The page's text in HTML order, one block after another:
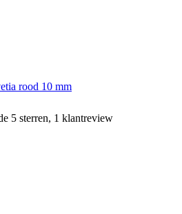
rood 10 mm
5 sterren, 1 klantreview